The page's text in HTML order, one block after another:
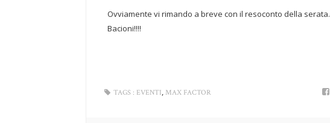
Ovviamente vi rimando a breve con il resoconto della serata.
Bacioni!!!!
TAGS : EVENTI, MAX FACTOR